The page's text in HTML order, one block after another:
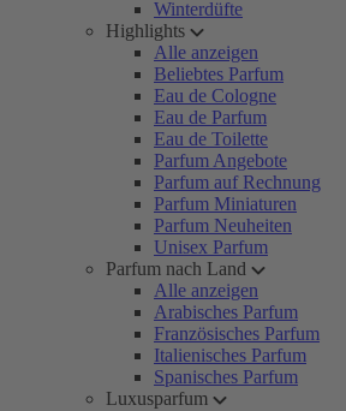
Winterdüfte
Highlights
Alle anzeigen
Beliebtes Parfum
Eau de Cologne
Eau de Parfum
Eau de Toilette
Parfum Angebote
Parfum auf Rechnung
Parfum Miniaturen
Parfum Neuheiten
Unisex Parfum
Parfum nach Land
Alle anzeigen
Arabisches Parfum
Französisches Parfum
Italienisches Parfum
Spanisches Parfum
Luxusparfum